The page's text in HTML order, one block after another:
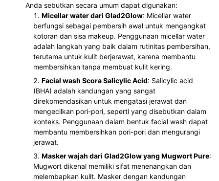
Anda sebutkan secara umum dapat digunakan:
Micellar water dari Glad2Glow: Micellar water
berfungsi sebagai pembersih awal untuk mengangkat
kotoran dan sisa makeup. Penggunaan micellar water
adalah langkah yang baik dalam rutinitas pembersihan,
terutama untuk kulit berjerawat, karena membantu
membersihkan tanpa membuat kulit kering.
Facial wash Scora Salicylic Acid: Salicylic acid
(BHA) adalah kandungan yang sangat
direkomendasikan untuk mengatasi jerawat dan
mengecilkan pori-pori, seperti yang disebutkan dalam
konteks. Penggunaan dalam bentuk facial wash dapat
membantu membersihkan pori-pori dan mengurangi
jerawat.
Masker wajah dari Glad2Glow yang Mugwort Pure:
Mugwort dikenal memiliki sifat menenangkan dan
melembapkan kulit. Masker dengan kandungan